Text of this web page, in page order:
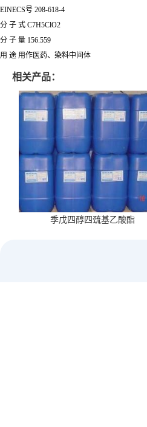
EINECS号 208-618-4
分 子 式 C7H5ClO2
分 子 量 156.559
用 途 用作医药、染料中间体
相关产品：
季戊四醇四巯基乙酸酯